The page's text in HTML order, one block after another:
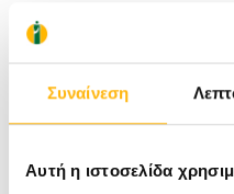
Συναίνεση
Αυτή η ιστοσελίδα